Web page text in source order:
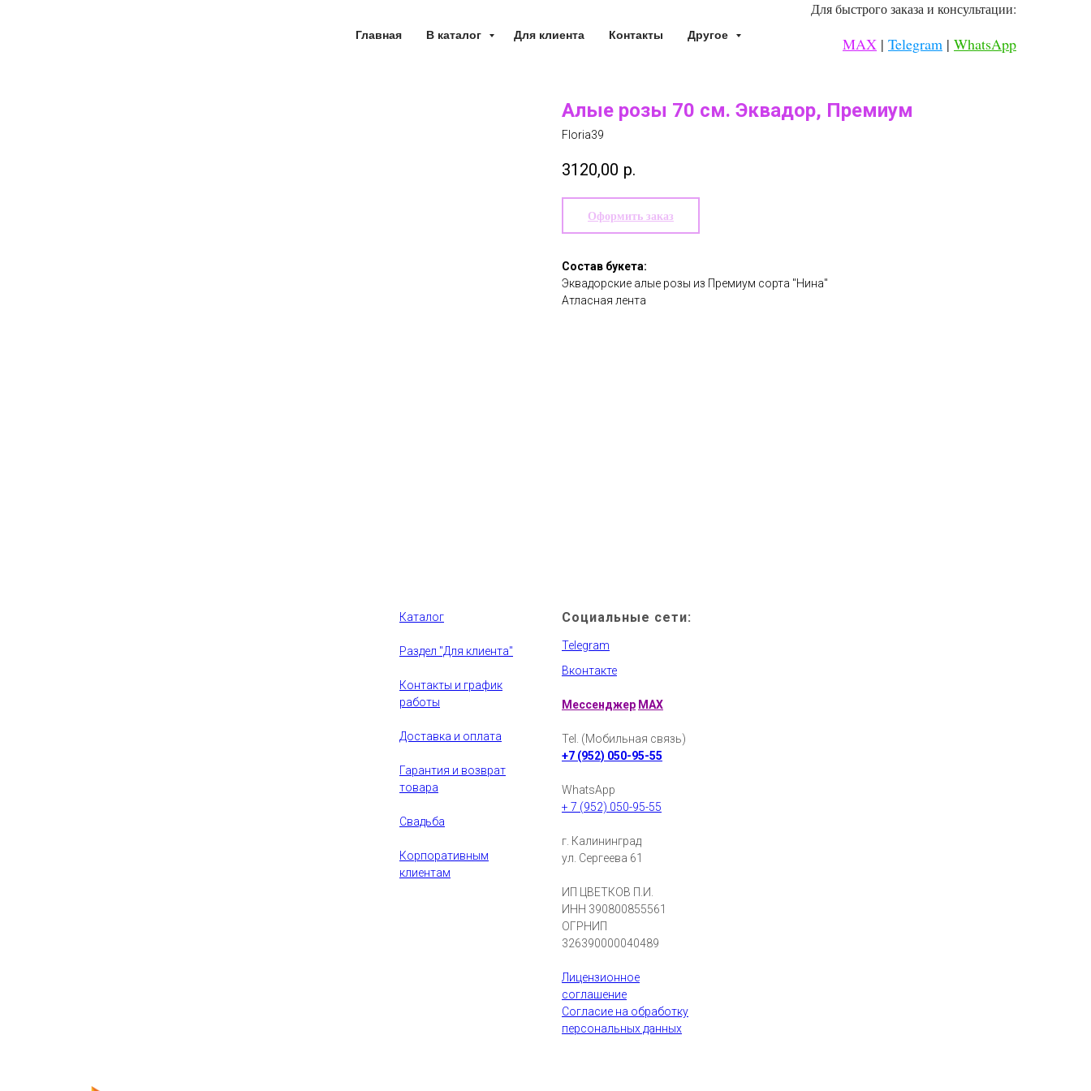
Главная В каталог Для клиента Контакты Другое
Для быстрого заказа и консультации:
MAX | Telegram | WhatsApp
Алые розы 70 см. Эквадор, Премиум
Floria39
3120,00 р.
Оформить заказ
Состав букета:
Эквадорские алые розы из Премиум сорта "Нина"
Атласная лента
Каталог
Раздел "Для клиента"
Контакты и график
работы
Доставка и оплата
Гарантия и возврат
товара
Свадьба
Корпоративным
клиентам
Социальные сети:
Telegram
Вконтакте
Мессенджер MAX
Tel. (Мобильная связь)
+7 (952) 050-95-55
WhatsApp
+ 7 (952) 050-95-55
г. Калининград
ул. Сергеева 61
ИП ЦВЕТКОВ П.И.
ИНН 390800855561
ОГРНИП
326390000040489
Лицензионное
соглашение
Согласие на обработку
персональных данных